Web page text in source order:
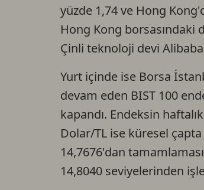
yüzde 1,74 ve Hong
Hong Kong borsasındaki
Çinli teknoloji devi
Yurt içinde ise Borsa
devam eden BIST 100
kapandı. Endeksin
Dolar/TL ise küresel
14,7676'dan
14,8040 seviyelerinden